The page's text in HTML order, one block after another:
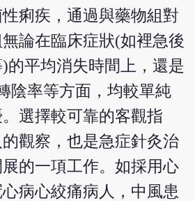
痢疾，通過與藥物組對
論在臨床症狀(如裡急後
的平均消失時間上，還是
陰率等方面，均較單純
選擇較可靠的客觀指
觀察，也是急症針灸治
的一項工作。如採用心
病心絞痛病人，中風患